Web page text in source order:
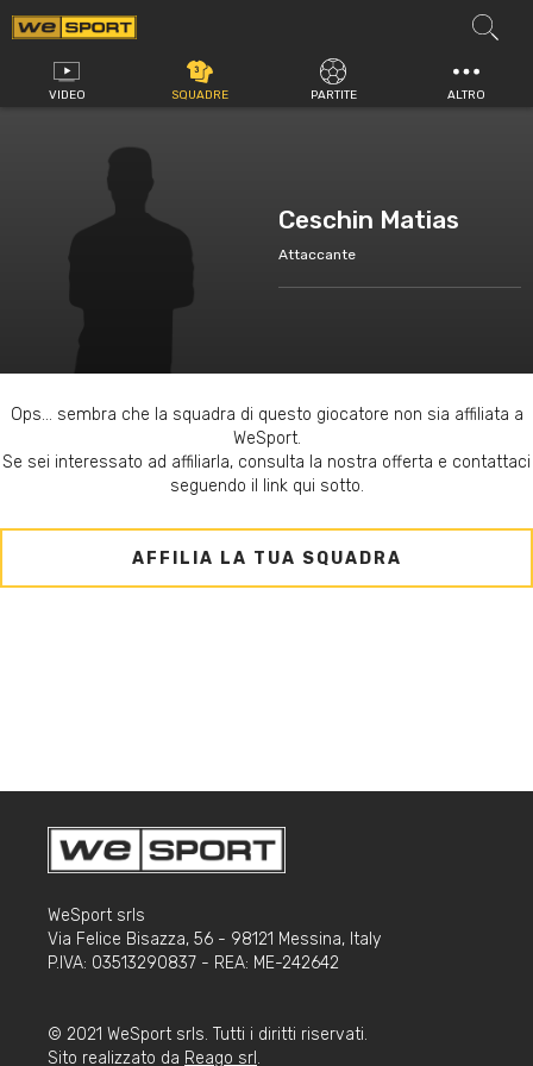
Vai
al
contenuto
VIDEO SQUADRE PARTITE ALTRO
Ceschin Matias
Attaccante
Ops... sembra che la squadra di questo giocatore non sia affiliata a
WeSport.
Se sei interessato ad affiliarla, consulta la nostra offerta e contattaci
seguendo il link qui sotto.
AFFILIA LA TUA SQUADRA
WeSport srls
Via Felice Bisazza, 56 - 98121 Messina, Italy
P.IVA: 03513290837 - REA: ME-242642
© 2021 WeSport srls. Tutti i diritti riservati.
Sito realizzato da Reago srl .